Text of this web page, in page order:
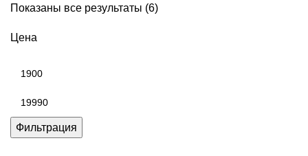
Показаны все результаты (6)
Цена
Фильтрация